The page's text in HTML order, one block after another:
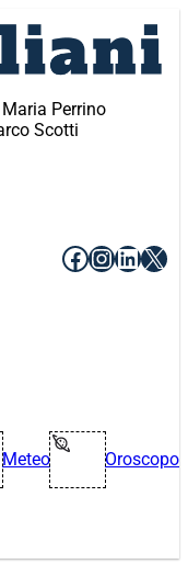
Perrino
Scotti
Facebook
X
Meteo Oroscopo